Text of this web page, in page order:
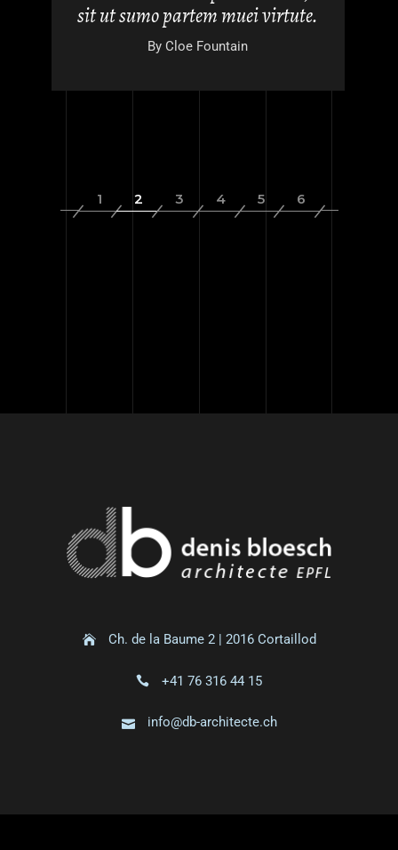
sit ut sumo partem muei virtute.
By Cloe Fountain
Ch. de la Baume 2 | 2016 Cortaillod
+41 76 316 44 15
info@db-architecte.ch